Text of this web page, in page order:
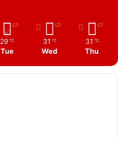
29 ℃
Tue
31 ℃
Wed
31 ℃
Thu